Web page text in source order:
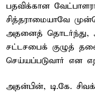
பதவிக்கான
சித்தராமையாவே
அதனைத் தொடர்ந்து,
சட்டசபைக் குழுத்
செய்யப்படுவார் என
அதன்பின், டி.கே.